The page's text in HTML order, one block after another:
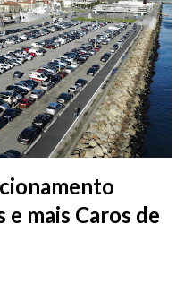
e mais Caros de